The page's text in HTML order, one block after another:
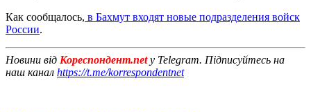
Как сообщалось, в Бахмут входят новые подразделения войск
России.
Новини від Кореспондент.netу Telegram. Підписуйтесь на
наш канал https://t.me/korrespondentnet